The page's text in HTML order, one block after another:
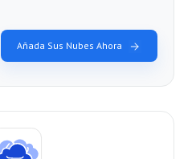
Añada Sus Nubes Ahora